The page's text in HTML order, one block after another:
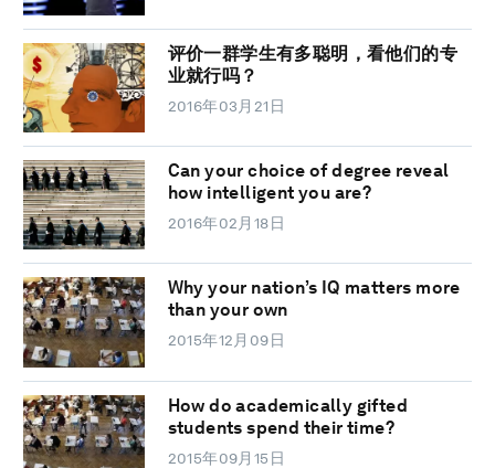
评价一群学生有多聪明，看他们的专
业就行吗？
2016年03月21日
Can your choice of degree reveal
how intelligent you are?
2016年02月18日
Why your nation’s IQ matters more
than your own
2015年12月09日
How do academically gifted
students spend their time?
2015年09月15日